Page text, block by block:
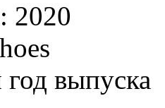
2020
выпуска